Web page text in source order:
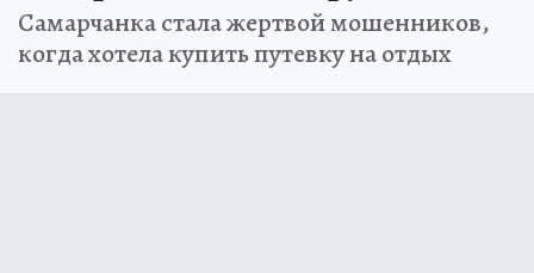
Самарчанка стала жертвой мошенников,
когда хотела купить путевку на отдых